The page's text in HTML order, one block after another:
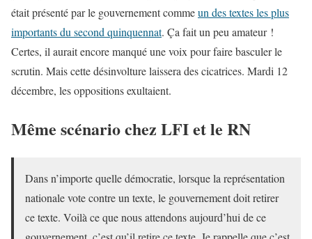
était présenté par le gouvernement commeun des textes les plus
importants du second quinquennat. Ça fait un peu amateur !
Certes, il aurait encore manqué une voix pour faire basculer le
scrutin. Mais cette désinvolture laissera des cicatrices. Mardi 12
décembre, les oppositions exultaient.
Même scénario chez LFI et le RN
Dans n’importe quelle démocratie, lorsque la représentation
nationale vote contre un texte, le gouvernement doit retirer
ce texte. Voilà ce que nous attendons aujourd’hui de ce